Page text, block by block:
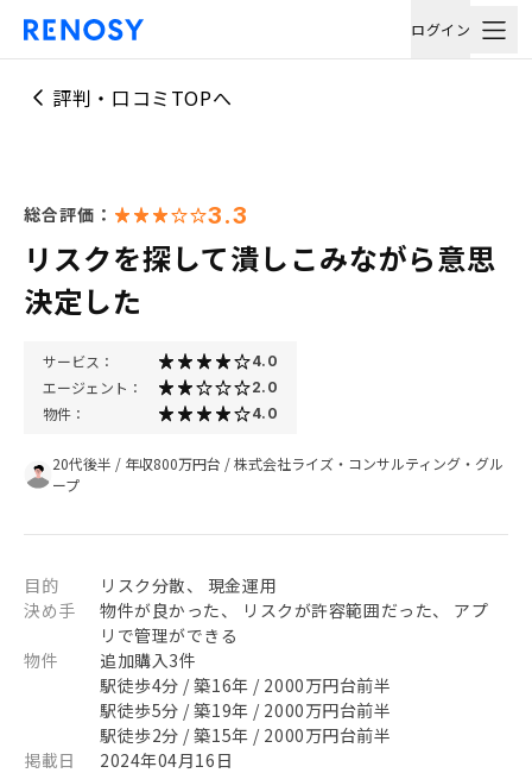
ログイン
評判・口コミTOPへ
総合評価： 3.3
リスクを探して潰しこみながら意思
決定した
サービス： 4.0
エージェント： 2.0
物件： 4.0
20代後半 / 年収800万円台 /株式会社ライズ・コンサルティング・グル
ープ
目的
リスク分散、 現金運用
決め手
物件が良かった、 リスクが許容範囲だった、 アプ
リで管理ができる
物件
追加購入3件
駅徒歩4分 / 築16年 / 2000万円台前半
駅徒歩5分 / 築19年 / 2000万円台前半
駅徒歩2分 / 築15年 / 2000万円台前半
掲載日
2024年04月16日